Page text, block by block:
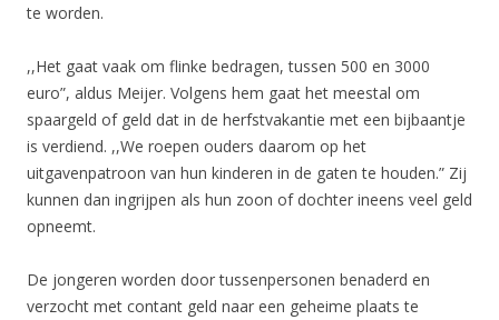
te worden.
,,Het gaat vaak om flinke bedragen, tussen 500 en 3000
euro”, aldus Meijer. Volgens hem gaat het meestal om
spaargeld of geld dat in de herfstvakantie met een bijbaantje
is verdiend. ,,We roepen ouders daarom op het
uitgavenpatroon van hun kinderen in de gaten te houden.” Zij
kunnen dan ingrijpen als hun zoon of dochter ineens veel geld
opneemt.
De jongeren worden door tussenpersonen benaderd en
verzocht met contant geld naar een geheime plaats te